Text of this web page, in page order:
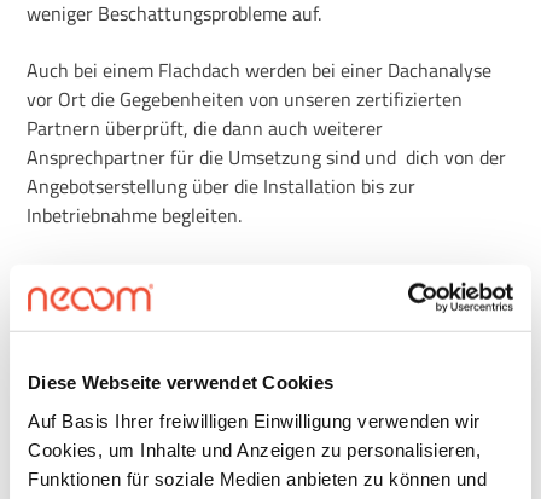
Diese Webseite verwendet Cookies
Auf Basis Ihrer freiwilligen Einwilligung verwenden wir
Cookies, um Inhalte und Anzeigen zu personalisieren,
Funktionen für soziale Medien anbieten zu können und
weniger Beschattungsprobleme auf.
Auch bei einem Flachdach werden bei einer Dachanalyse
vor Ort die Gegebenheiten von unseren zertifizierten
Partnern überprüft, diedann auch weiterer
Ansprechpartner für die Umsetzung sind und dich von der
Angebotserstellung über die Installation bis zur
Inbetriebnahme begleiten.